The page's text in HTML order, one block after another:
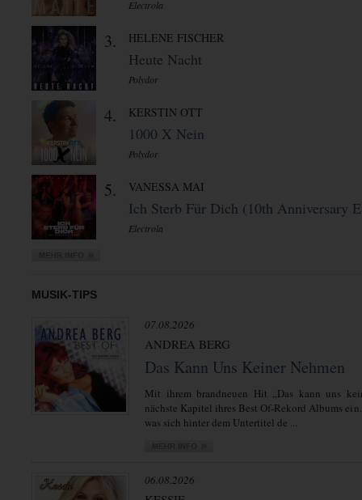
Electrola
3. HELENE FISCHER
Heute Nacht
Polydor
4. KERSTIN OTT
1000 X Nein
Polydor
5. VANESSA MAI
Ich Sterb Für Dich (10th Anniversary
Electrola
MUSIK-TIPS
07.08.2026
ANDREA BERG
Das Kann Uns Keiner Nehmen
Mit ihrem brandneuen Hit „Das kann uns
nächste Kapitel ihres Best Of-Rekord Albums
was sich hinter dem Untertitel de ...
06.08.2026